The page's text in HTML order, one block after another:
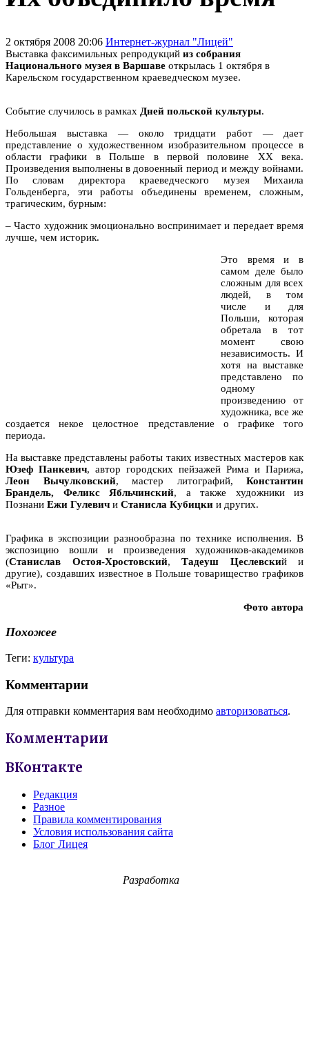
2 октября 2008 20:06 Интернет-журнал "Лицей"
Выставка факсимильных репродукций из собрания
Национального музея в Варшаве открылась 1 октября в
Карельском государственном краеведческом музее.
Событие случилось в рамках Дней польской культуры.
Небольшая выставка — около тридцати работ — дает
представление о художественном изобразительном процессе в
области графики в Польше в первой половине XX века.
Произведения выполнены в довоенный период и между войнами.
По словам директора краеведческого музея Михаила
Гольденберга, эти работы объединены временем, сложным,
трагическим, бурным:
– Часто художник эмоционально воспринимает и передает время
лучше, чем историк.
Это время и в
самом деле было
сложным для всех
людей, в том
числе и для
Польши, которая
обретала в тот
момент свою
независимость. И
хотя на выставке
представлено по
одному
произведению от
художника, все же
создается некое целостное представление о графике того
периода.
На выставке представлены работы таких известных мастеров как
Юзеф Панкевич, автор городских пейзажей Рима и Парижа,
Леон Вычулковский, мастер литографий, Константин
Брандель, Феликс Ябльчинский, а также художники из
Познани Ежи Гулевич и Станисла Кубицки и других.
Графика в экспозиции разнообразна по технике исполнения. В
экспозицию вошли и произведения художников-академиков
(Станислав Остоя-Хростовский, Тадеуш Цеслевский и
другие), создавших известное в Польше товарищество графиков
«Рыт».
Фото автора
Похожее
Теги: культура
Комментарии
Для отправки комментария вам необходимо авторизоваться.
Комментарии
ВКонтакте
Редакция
Разное
Правила комментирования
Условия использования сайта
Блог Лицея
Разработка